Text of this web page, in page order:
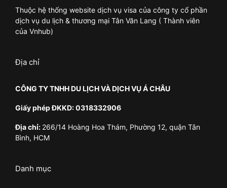
Thuộc hệ thống website dịch vụ visa của công ty cổ phần
dịch vụ du lịch & thương mại Tân Văn Lang ( Thành viên
của Vnhub)
Địa chỉ
CÔNG TY TNHH DU LỊCH VÀ DỊCH VỤ Á CHÂU
Giấy phép ĐKKD: 0318332906
Địa chỉ: 266/14 Hoàng Hoa Thám, Phường 12, quận Tân
Bình, HCM
Danh mục